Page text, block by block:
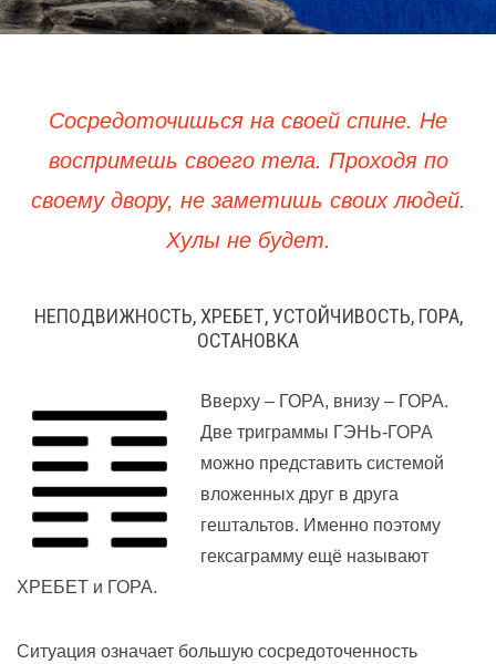
Сосредоточишься на своей спине. Не
воспримешь своего тела. Проходя по
своему двору, не заметишь своих людей.
Хулы не будет.
НЕПОДВИЖНОСТЬ, ХРЕБЕТ, УСТОЙЧИВОСТЬ, ГОРА,
ОСТАНОВКА
Вверху – ГОРА, внизу – ГОРА.
Две триграммы ГЭНЬ-ГОРА
можно представить системой
вложенных друг в друга
гештальтов. Именно поэтому
гексаграмму ещё называют
ХРЕБЕТ и ГОРА.
Ситуация означает большую сосредоточенность